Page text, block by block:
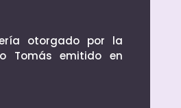
otorgado por la
Tomás emitido en